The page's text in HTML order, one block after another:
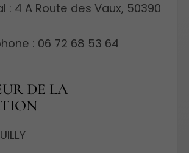
: 4 A Route des Vaux, 50390
: 06 72 68 53 64
DE LA